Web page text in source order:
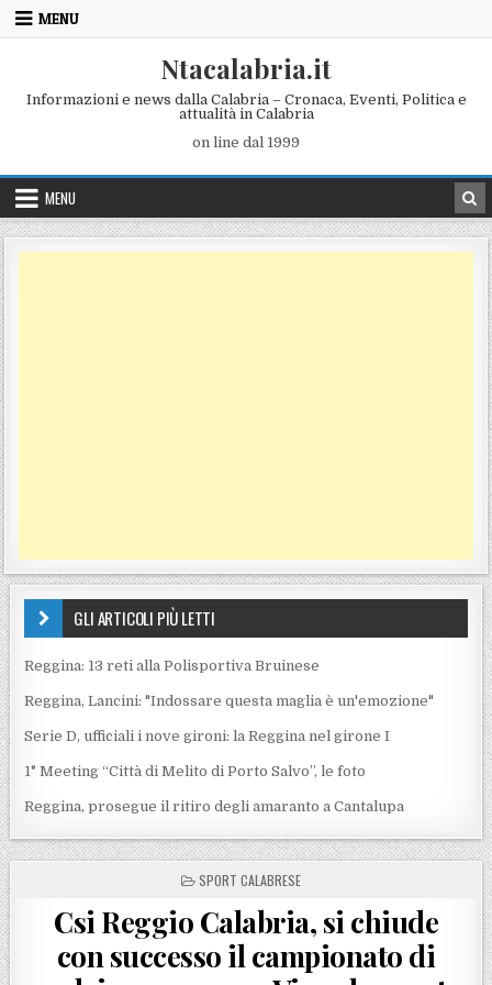
Skip to content
MENU
Ntacalabria.it
Informazioni e news dalla Calabria – Cronaca, Eventi, Politica e
attualità in Calabria
on line dal 1999
MENU
GLI ARTICOLI PIÙ LETTI
Reggina: 13 reti alla Polisportiva Bruinese
Reggina, Lancini: "Indossare questa maglia è un'emozione"
Serie D, ufficiali i nove gironi: la Reggina nel girone I
1° Meeting “Città di Melito di Porto Salvo”, le foto
Reggina, prosegue il ritiro degli amaranto a Cantalupa
POSTED IN
SPORT CALABRESE
Csi Reggio Calabria, si chiude
con successo il campionato di